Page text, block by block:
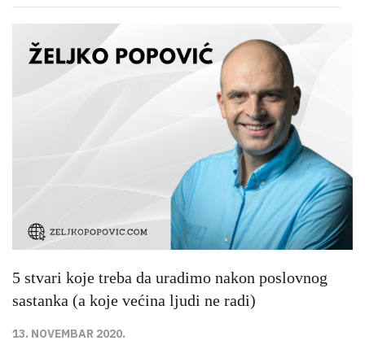
5 stvari koje treba da uradimo nakon poslovnog
sastanka (a koje većina ljudi ne radi)
13. NOVEMBAR 2020.